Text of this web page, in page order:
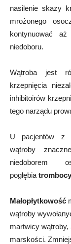
nasilenie skazy
mrożonego
kontynuować
niedoboru.
Wątroba jest
krzepnięcia
inhibitoirów
tego narządu
U pacjentów z
wątroby
niedoborem
pogłębia
Małopłytkowość
wątroby
martwicy wątroby,
marskości.